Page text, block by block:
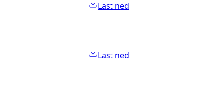
Last ned
Last ned